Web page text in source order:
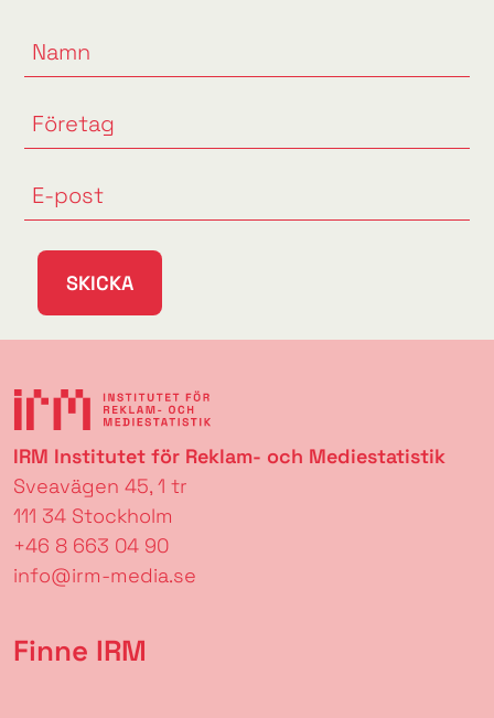
SKICKA
IRM Institutet för Reklam- och Mediestatistik
Sveavägen 45, 1 tr
111 34 Stockholm
+46 8 663 04 90
info@irm-media.se
Finne IRM